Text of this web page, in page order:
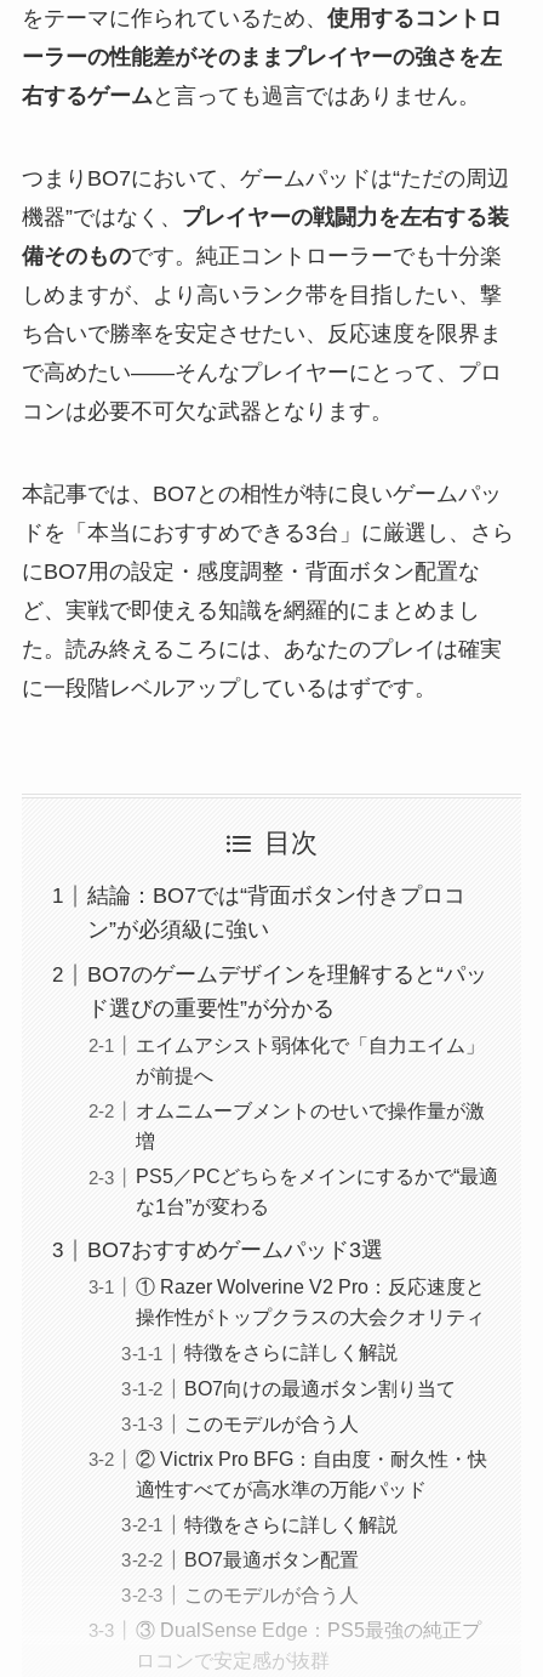
をテーマに作られているため、 使用するコントロ
ーラーの性能差がそのままプレイヤーの強さを左
右するゲームと言っても過言ではありません。
つまりBO7において、ゲームパッドは“ただの周辺
機器”ではなく、 プレイヤーの戦闘力を左右する装
備そのものです。純正コントローラーでも十分楽
しめますが、より高いランク帯を目指したい、撃
ち合いで勝率を安定させたい、反応速度を限界ま
で高めたい——そんなプレイヤーにとって、プロ
コンは必要不可欠な武器となります。
本記事では、BO7との相性が特に良いゲームパッ
ドを「本当におすすめできる3台」に厳選し、さら
にBO7用の設定・感度調整・背面ボタン配置な
ど、実戦で即使える知識を網羅的にまとめまし
た。読み終えるころには、あなたのプレイは確実
に一段階レベルアップしているはずです。
目次
結論：BO7では“背面ボタン付きプロコ
ン”が必須級に強い
BO7のゲームデザインを理解すると“パッ
ド選びの重要性”が分かる
エイムアシスト弱体化で「自力エイム」
が前提へ
オムニムーブメントのせいで操作量が激
増
PS5／PCどちらをメインにするかで“最適
な1台”が変わる
BO7おすすめゲームパッド3選
① Razer Wolverine V2 Pro：反応速度と
操作性がトップクラスの大会クオリティ
特徴をさらに詳しく解説
BO7向けの最適ボタン割り当て
このモデルが合う人
② Victrix Pro BFG：自由度・耐久性・快
適性すべてが高水準の万能パッド
特徴をさらに詳しく解説
BO7最適ボタン配置
このモデルが合う人
③ DualSense Edge：PS5最強の純正プ
ロコンで安定感が抜群